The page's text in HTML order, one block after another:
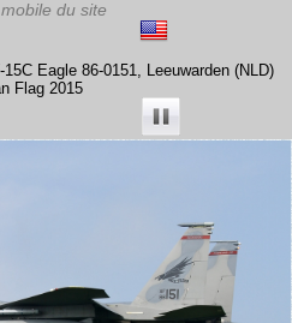
Eagle 86-0151, Leeuwarden (NLD)
Flag 2015